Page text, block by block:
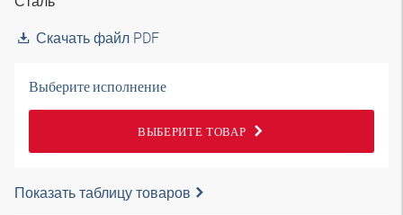
Скачать файл PDF
Выберите исполнение
ВЫБЕРИТЕ ТОВАР
Показать таблицу товаров